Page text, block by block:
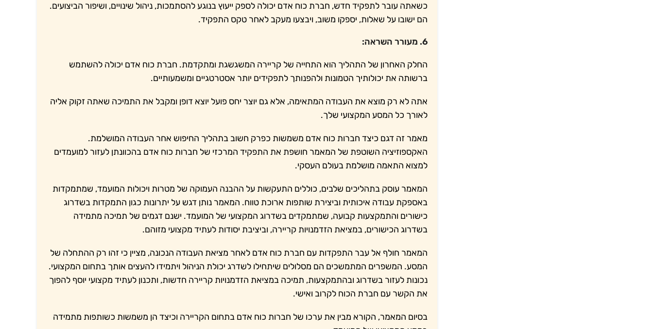
כשאתה עובר לתפקיד חדש, חברת כוח אדם יכולה לספק ייעוץ בנוגע להסתמכות, ניהול שינויים, ושיפור הביצועים.
הם ישובו על שאלות, יספקו משוב, ויבצעו מעקב לאחר טקס התפקיד.
6. מעורר השראה:
החלק האחרון של התהליך הוא התחייה של קריירה המשגשגת ומתקדמת. חברת כוח אדם יכולה להשתמש
ברשותה את יכולותיך הטמונות ולהפנותך לתפקידים יותר אסטרטגיים ומשמעותיים.
אתה לא רק מוצא את העבודה המתאימה, אלא גם יוצר יחס פועל יוצא דופן ומקבל את התמיכה שאתה זקוק אליה
לאורך כל המסע המקצועי שלך.
מאמר זה דגם כיצד חברות כוח אדם משמשות כפרק חשוב בתהליך החיפוש אחר העבודה המושלמת.
האקספוזיציה השוטפת של המאמר חושפת את התפקיד המרכזי של חברות כוח אדם בהכוונתן לעזור למועמדים
למצוא התאמה מושלמת בעולם העסקי.
המאמר עוסק בתהליכים שלבים, כוללים התעקשות על ההבנה העמוקה של מטרות ויכולות המועמד, שמתמקדות
באספקת עבודה איכותית וביצירת שותפות ארוכת טווח. המאמר נותן דגש על יתרונות כגון התמקדות בשדרוג
כישורים והתמקצעות קבועה, שמתמקדים בשדרוג המקצועי של המועמד. ישנם דגמים של תמיכה מתמידה
בשדרוג הכישורים, במציאת הזדמנויות קריירה, וביציבת יסודות לעתיד מקצועי מזוהם.
המאמר חולף אל עבר התפקדות עם חברת כוח אדם לאחר מציאת העבודה הנכונה, מציין כי זהו רק ההתחלה של
המסע. המשפרים המתמשכים הם מסלולים שיתחילו לשדרג יכולת הניהול ויתמידו להעצים אותך בתחום המקצועי.
נכונות לעזור בשדרוג ובהתמקצעות, תמיכה במציאת הזדמנויות קריירה חדשות, ותכנון לעתיד מקצועי יוסף להפוך
את הקשר עם חברת הכוח לקרוב ואישי.
בסיום המאמר, הקורא מבין את ערכו של חברות כוח אדם בתחום הקריירה וכיצד הן משמשות כשותפות מתמידה